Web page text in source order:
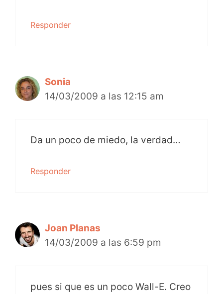
Responder
Sonia
14/03/2009 a las 12:15 am
Da un poco de miedo, la verdad…
Responder
Joan Planas
14/03/2009 a las 6:59 pm
pues si que es un poco Wall-E. Creo